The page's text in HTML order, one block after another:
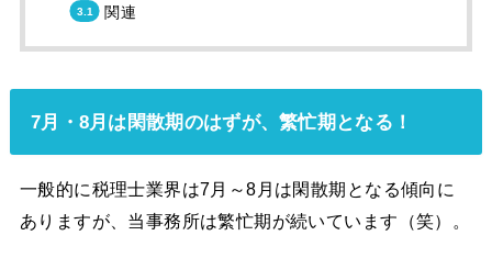
関連
7月・8月は閑散期のはずが、繁忙期となる！
一般的に税理士業界は7月～8月は閑散期となる傾向に
ありますが、当事務所は繁忙期が続いています（笑）。